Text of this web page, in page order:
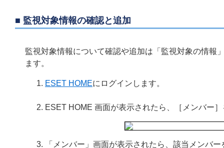
■ 監視対象情報の確認と追加
監視対象情報について確認や追加は「監視対象の情報
ます。
ESET HOMEにログインします。
ESET HOME 画面が表示されたら、［メンバー
「メンバー」画面が表示されたら、該当メンバ